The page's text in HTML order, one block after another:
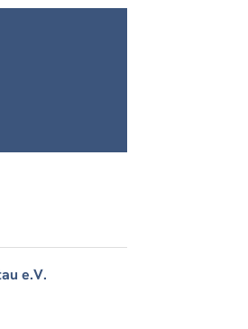
e.V.